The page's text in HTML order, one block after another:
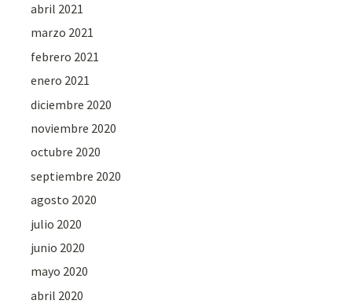
abril 2021
marzo 2021
febrero 2021
enero 2021
diciembre 2020
noviembre 2020
octubre 2020
septiembre 2020
agosto 2020
julio 2020
junio 2020
mayo 2020
abril 2020